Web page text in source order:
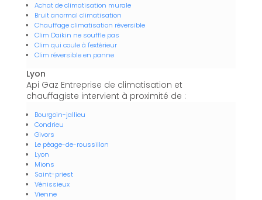
Achat de climatisation murale
Bruit anormal climatisation
Chauffage climatisation réversible
Clim Daikin ne souffle pas
Clim qui coule à l'extérieur
Clim réversible en panne
Lyon
Api Gaz Entreprise de climatisation et
chauffagiste intervient à proximité de :
Bourgoin-jallieu
Condrieu
Givors
Le péage-de-roussillon
Lyon
Mions
Saint-priest
Vénissieux
Vienne